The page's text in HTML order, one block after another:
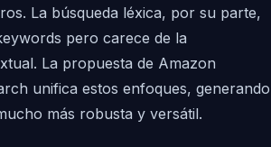
La búsqueda léxica, por su parte,
pero carece de la
La propuesta de Amazon
unifica estos enfoques, generando
más robusta y versátil.